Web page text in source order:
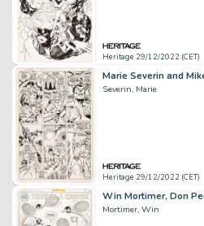
Heritage 29/12/2022 (CET)
Severin, Marie
Heritage 29/12/2022 (CET)
Mortimer, Win